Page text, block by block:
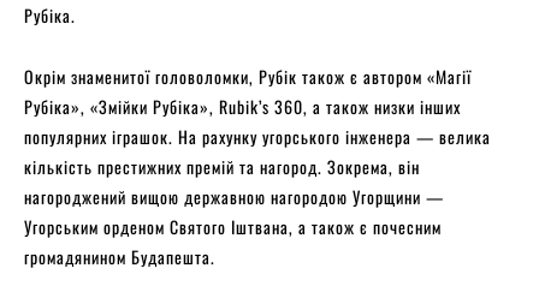
Рубіка.
Окрім знаменитої головоломки, Рубік також є автором «Магії
Рубіка», «Змійки Рубіка», Rubik’s 360, а також низки інших
популярних іграшок. На рахунку угорського інженера — велика
кількість престижних премій та нагород. Зокрема, він
нагороджений вищою державною нагородою Угорщини —
Угорським орденом Святого Іштвана, а також є почесним
громадянином Будапешта.